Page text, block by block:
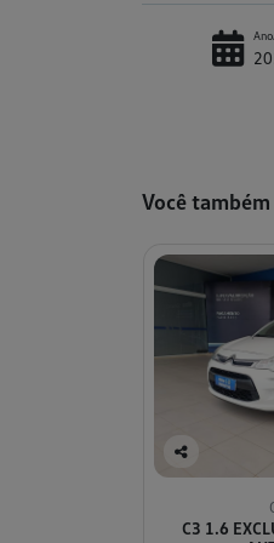
Você
lhe
C3 1.6